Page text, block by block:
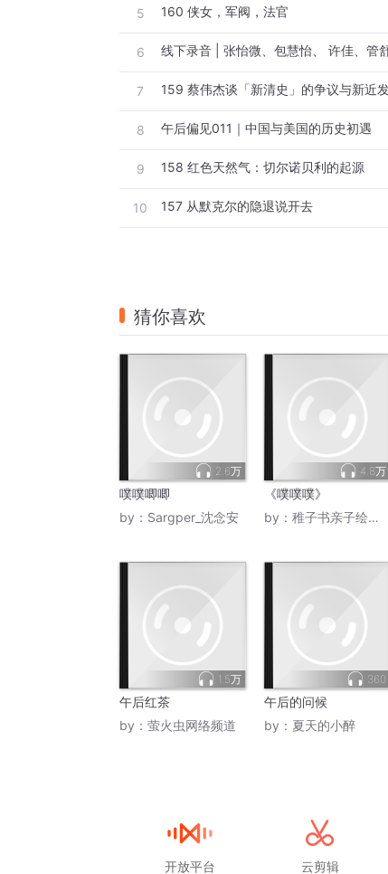
5 160 侠女，军阀，法官
6
7 159 蔡伟杰谈「新清史」的争议与新近
8 午后偏见011｜中国与美国的历史初遇
9 158 红色天然气：切尔诺贝利的起源
10 157 从默克尔的隐退说开去
猜你喜欢
2.6万
噗噗唧唧
by： Sargper_沈念安
4.8万
《噗噗噗》
by： 稚子书亲子绘本馆
1.5万
午后红茶
by： 萤火虫网络频道
360
午后的问候
by： 夏天的小醉
开放平台 云剪辑